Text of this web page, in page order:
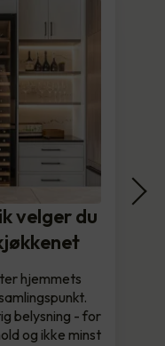
velger du
hjemmets
belysning - for
og ikke minst